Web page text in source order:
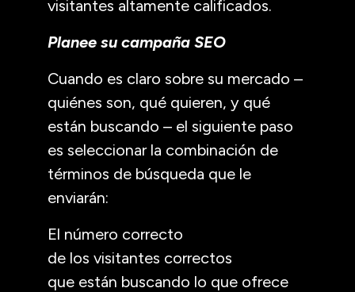
visitantes altamente calificados.
Planee su campaña SEO
Cuando es claro sobre su mercado –
quiénes son, qué quieren, y qué
están buscando – el siguiente paso
es seleccionar la combinación de
términos de búsqueda que le
enviarán:
El número correcto
de los visitantes correctos
que están buscando lo que ofrece